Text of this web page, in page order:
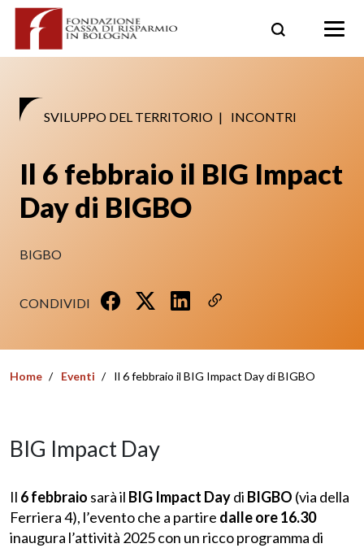
Skip
SVILUPPO DEL TERRITORIO | INCONTRI
Il 6 febbraio il BIG Impact
Day di BIGBO
BIGBO
CONDIVIDI
Home Eventi Il 6 febbraio il BIG Impact Day di BIGBO
BIG Impact Day
Il 6 febbraio sarà il BIG Impact Daydi BIGBO (via della
Ferriera 4), l’evento che a partire dalle ore 16.30
inaugura l’attività 2025 con un ricco programma di